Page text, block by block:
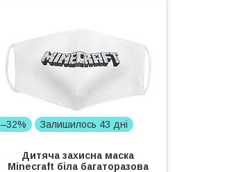
–32% Залишилось 43 дні
Дитяча захисна маска
Minecraft біла багаторазова